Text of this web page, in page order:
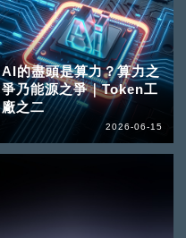
AI的盡頭是算力？算力之
爭乃能源之爭｜Token工
廠之二
2026-06-15